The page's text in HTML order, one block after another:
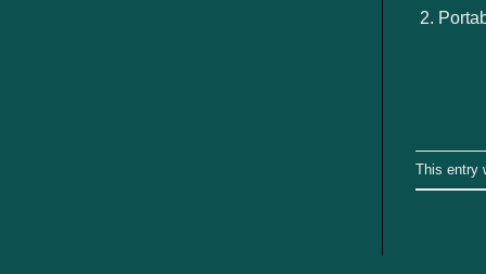
This entry